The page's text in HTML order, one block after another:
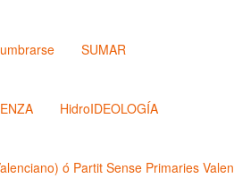
SUMAR
HidroIDEOLOGÍA
ó Partit Sense Primaries